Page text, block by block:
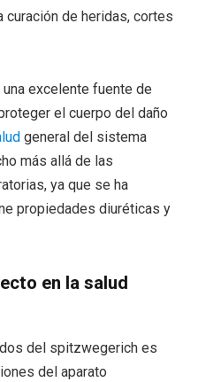
curación de heridas, cortes
excelente fuente de
el cuerpo del daño
general del sistema
más allá de las
ya que se ha
propiedades diuréticas y
en la salud
del spitzwegerich es
del aparato